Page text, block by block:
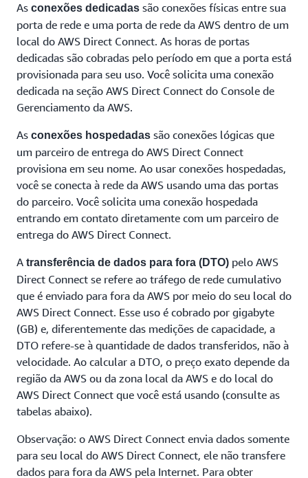
As conexões dedicadas são conexões físicas entre sua
porta de rede e uma porta de rede da AWS dentro de um
local do AWS Direct Connect. As horas de portas
dedicadas são cobradas pelo período em que a porta está
provisionada para seu uso. Você solicita uma conexão
dedicada na seção AWS Direct Connect do Console de
Gerenciamento da AWS.
As conexões hospedadas são conexões lógicas que
um parceiro de entrega do AWS Direct Connect
provisiona em seu nome. Ao usar conexões hospedadas,
você se conecta à rede da AWS usando uma das portas
do parceiro. Você solicita uma conexão hospedada
entrando em contato diretamente com um parceiro de
entrega do AWS Direct Connect.
A transferência de dados para fora (DTO) pelo AWS
Direct Connect se refere ao tráfego de rede cumulativo
que é enviado para fora da AWS por meio do seu local do
AWS Direct Connect. Esse uso é cobrado por gigabyte
(GB) e, diferentemente das medições de capacidade, a
DTO refere-se à quantidade de dados transferidos, não à
velocidade. Ao calcular a DTO, o preço exato depende da
região da AWS ou da zona local da AWS e do local do
AWS Direct Connect que você está usando (consulte as
tabelas abaixo).
Observação: o AWS Direct Connect envia dados somente
para seu local do AWS Direct Connect, ele não transfere
dados para fora da AWS pela Internet. Para obter